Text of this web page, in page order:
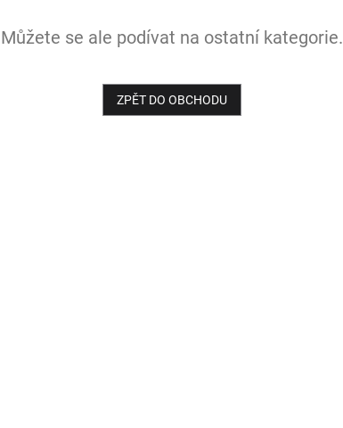
Můžete se ale podívat na ostatní kategorie.
ZPĚT DO OBCHODU